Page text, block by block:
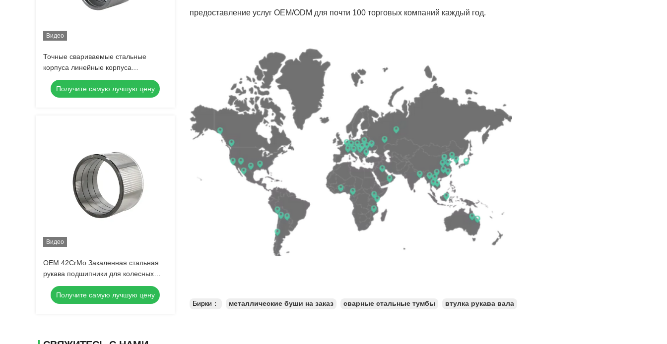
Видео
Точные свариваемые стальные
корпуса линейные корпуса
автомобильные детали ржавчина
Получите самую лучшую цену
Видео
OEM 42CrMo Закаленная стальная
рукава подшипники для колесных
погрузчиков
Получите самую лучшую цену
предоставление услуг OEM/ODM для почти 100 торговых компаний каждый год.
Бирки： металлические буши на заказ сварные стальные тумбы втулка рукава вала